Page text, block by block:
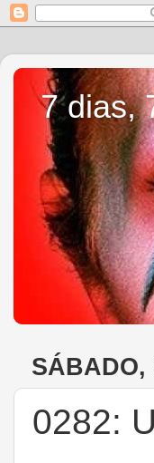
7 dias,
SÁBADO,
0282: